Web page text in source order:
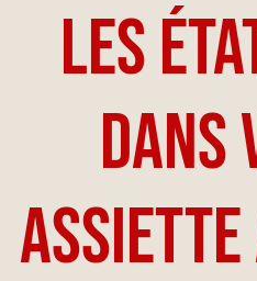
Les
assiette